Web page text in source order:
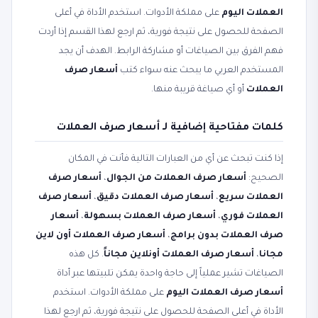
العملات اليوم على مملكة الأدوات. استخدم الأداة في أعلى
الصفحة للحصول على نتيجة فورية، ثم ارجع لهذا القسم إذا أردت
فهم الفرق بين الصياغات أو مشاركة الرابط. الهدف أن يجد
المستخدم العربي ما يبحث عنه سواء كتب أسعار صرف
العملات أو أي صياغة قريبة منها.
كلمات مفتاحية إضافية لـ أسعار صرف العملات
إذا كنت تبحث عن أي من العبارات التالية فأنت في المكان
الصحيح: أسعار صرف العملات من الجوال، أسعار صرف
العملات سريع، أسعار صرف العملات دقيق، أسعار صرف
العملات فوري، أسعار صرف العملات بسهولة، أسعار
صرف العملات بدون برامج، أسعار صرف العملات أون لاين
مجانا، أسعار صرف العملات أونلاين مجاناً. كل هذه
الصياغات تشير عملياً إلى حاجة واحدة يمكن تلبيتها عبر أداة
أسعار صرف العملات اليوم على مملكة الأدوات. استخدم
الأداة في أعلى الصفحة للحصول على نتيجة فورية، ثم ارجع لهذا